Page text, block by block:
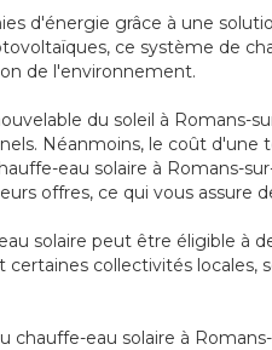
d'énergie grâce à une
ce système de
de l'environnement.
du soleil à
Néanmoins, le coût
eau solaire à Romans-
offres, ce qui vous assure
solaire peut être éligible à
collectivités
eau solaire à